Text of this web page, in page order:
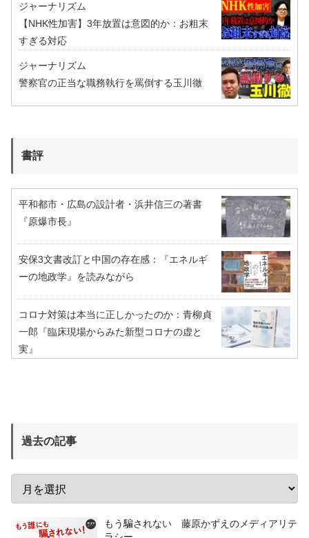
ジャーナリズム
【NHK性加害】3年放置は意図的か：お粗末
すぎる対応
ジャーナリズム
警察官の正当な職務執行を罵倒する玉川徹
書評
平和都市・広島の設計者・浜井信三の著書
『原爆市長』
安保3文書改訂と中国の存在感：『エネルギ
ーの地政学』を読みながら
コロナ対策は本当に正しかったのか：青柳貞
一郎『臨床現場からみた新型コロナの虚と
実』
過去の記事
もう騙されない 藤原かずえのメディアリテ